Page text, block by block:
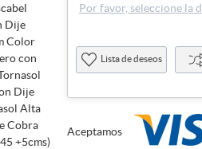
Dije
Color
con
Dije
Alta
Cobra
+5cms)
Por favor, seleccione la
Lista de deseos
Aceptamos